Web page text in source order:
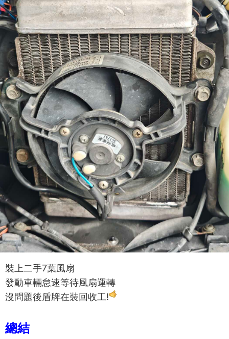
裝上二手7葉風扇
發動車輛怠速等待風扇運轉
沒問題後盾牌在裝回收工!
總結